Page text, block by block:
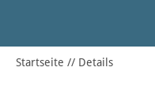
Startseite Details